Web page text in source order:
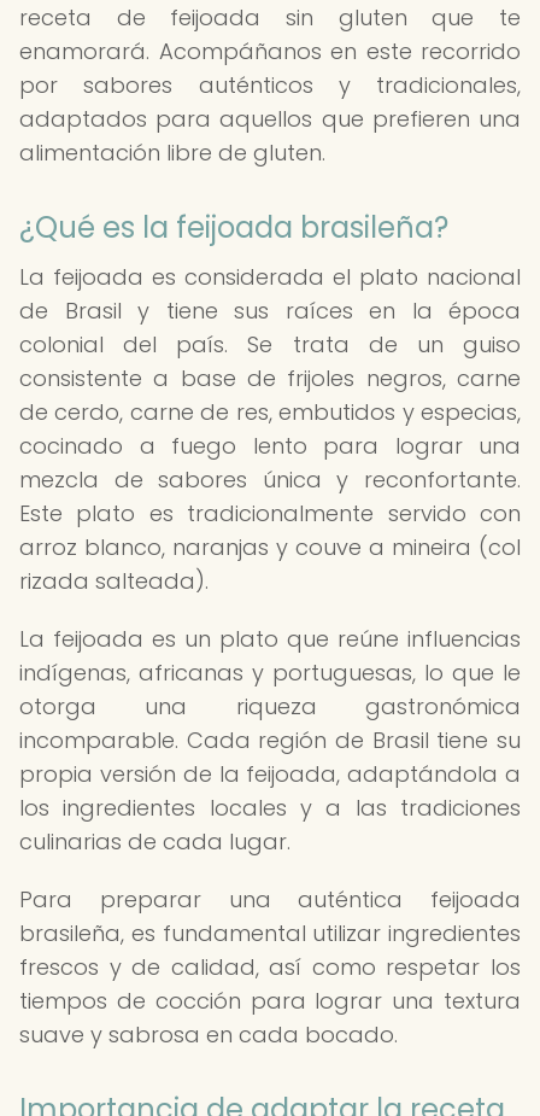
receta de feijoada sin gluten que te
enamorará. Acompáñanos en este recorrido
por sabores auténticos y tradicionales,
adaptados para aquellos que prefieren una
alimentación libre de gluten.
¿Qué es la feijoada brasileña?
La feijoada es considerada el plato nacional
de Brasil y tiene sus raíces en la época
colonial del país. Se trata de un guiso
consistente a base de frijoles negros, carne
de cerdo, carne de res, embutidos y especias,
cocinado a fuego lento para lograr una
mezcla de sabores única y reconfortante.
Este plato es tradicionalmente servido con
arroz blanco, naranjas y couve a mineira (col
rizada salteada).
La feijoada es un plato que reúne influencias
indígenas, africanas y portuguesas, lo que le
otorga una riqueza gastronómica
incomparable. Cada región de Brasil tiene su
propia versión de la feijoada, adaptándola a
los ingredientes locales y a las tradiciones
culinarias de cada lugar.
Para preparar una auténtica feijoada
brasileña, es fundamental utilizar ingredientes
frescos y de calidad, así como respetar los
tiempos de cocción para lograr una textura
suave y sabrosa en cada bocado.